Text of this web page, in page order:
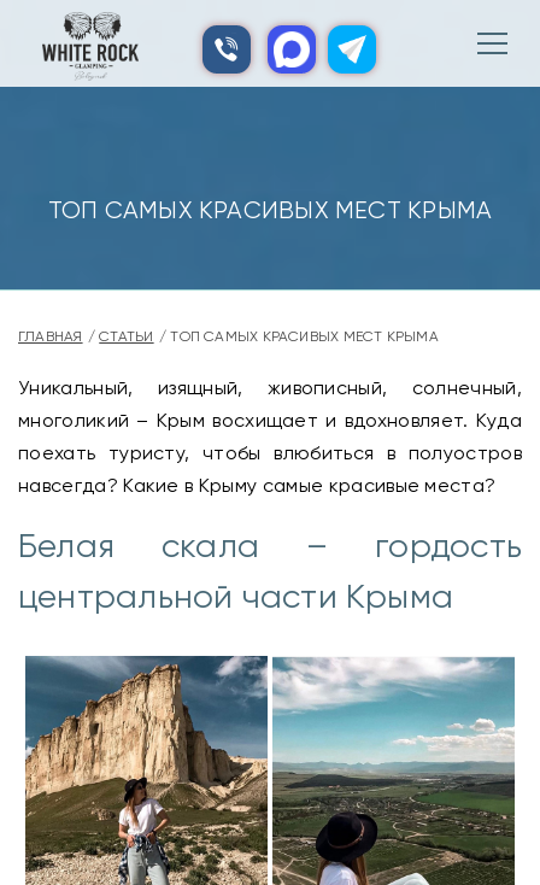
ТОП САМЫХ КРАСИВЫХ МЕСТ КРЫМА
ГЛАВНАЯ СТАТЬИ ТОП САМЫХ КРАСИВЫХ МЕСТ КРЫМА
Уникальный, изящный, живописный, солнечный,
многоликий – Крым восхищает и вдохновляет. Куда
поехать туристу, чтобы влюбиться в полуостров
навсегда? Какие в Крыму самые красивые места?
Белая скала – гордость
центральной части Крыма